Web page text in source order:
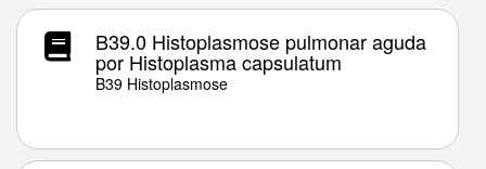
B39.0 Histoplasmose pulmonar aguda
por Histoplasma capsulatum
B39 Histoplasmose